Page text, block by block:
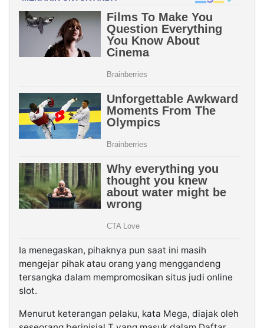
Ia menegaskan, pihaknya pun saat ini masih
mengejar pihak atau orang yang menggandeng
tersangka dalam mempromosikan situs judi online
slot.
Menurut keterangan pelaku, kata Mega, diajak oleh